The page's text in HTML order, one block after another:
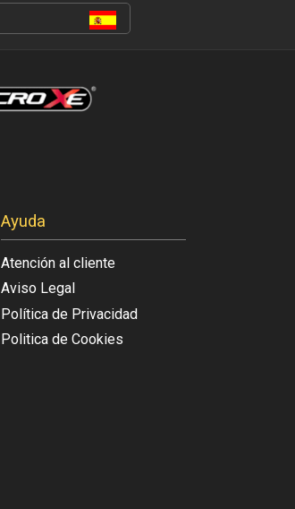
Ayuda
Atención al cliente
Aviso Legal
Política de Privacidad
Politica de Cookies